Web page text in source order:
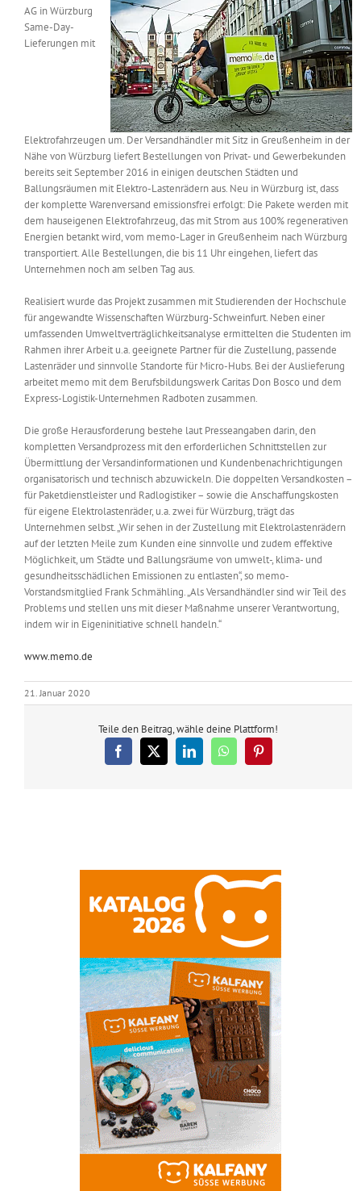
Messen & Events
Wissen
Product Guide
Suche
nach:
AG in Würzburg
Same-Day-
Lieferungen mit
Elektrofahrzeugen um. Der Versandhändler mit Sitz in Greußenheim in der
Nähe von Würzburg liefert Bestellungen von Privat- und Gewerbekunden
bereits seit September 2016 in einigen deutschen Städten und
Ballungsräumen mit Elektro-Lastenrädern aus. Neu in Würzburg ist, dass
der komplette Warenversand emissionsfrei erfolgt: Die Pakete werden mit
dem hauseigenen Elektrofahrzeug, das mit Strom aus 100% regenerativen
Energien betankt wird, vom memo-Lager in Greußenheim nach Würzburg
transportiert. Alle Bestellungen, die bis 11 Uhr eingehen, liefert das
Unternehmen noch am selben Tag aus.
Realisiert wurde das Projekt zusammen mit Studierenden der Hochschule
für angewandte Wissenschaften Würzburg-Schweinfurt. Neben einer
umfassenden Umweltverträglichkeitsanalyse ermittelten die Studenten im
Rahmen ihrer Arbeit u.a. geeignete Partner für die Zustellung, passende
Lastenräder und sinnvolle Standorte für Micro-Hubs. Bei der Auslieferung
arbeitet memo mit dem Berufsbildungswerk Caritas Don Bosco und dem
Express-Logistik-Unternehmen Radboten zusammen.
Die große Herausforderung bestehe laut Presseangaben darin, den
kompletten Versandprozess mit den erforderlichen Schnittstellen zur
Übermittlung der Versandinformationen und Kundenbenachrichtigungen
organisatorisch und technisch abzuwickeln. Die doppelten Versandkosten –
für Paketdienstleister und Radlogistiker – sowie die Anschaffungskosten
für eigene Elektrolastenräder, u.a. zwei für Würzburg, trägt das
Unternehmen selbst. „Wir sehen in der Zustellung mit Elektrolastenrädern
auf der letzten Meile zum Kunden eine sinnvolle und zudem effektive
Möglichkeit, um Städte und Ballungsräume von umwelt-, klima- und
gesundheitsschädlichen Emissionen zu entlasten“, so memo-
Vorstandsmitglied Frank Schmähling. „Als Versandhändler sind wir Teil des
Problems und stellen uns mit dieser Maßnahme unserer Verantwortung,
indem wir in Eigeninitiative schnell handeln.“
www.memo.de
21. Januar 2020
Teile den Beitrag, wähle deine Plattform!
Facebook
X LinkedInWhatsAppPinterest